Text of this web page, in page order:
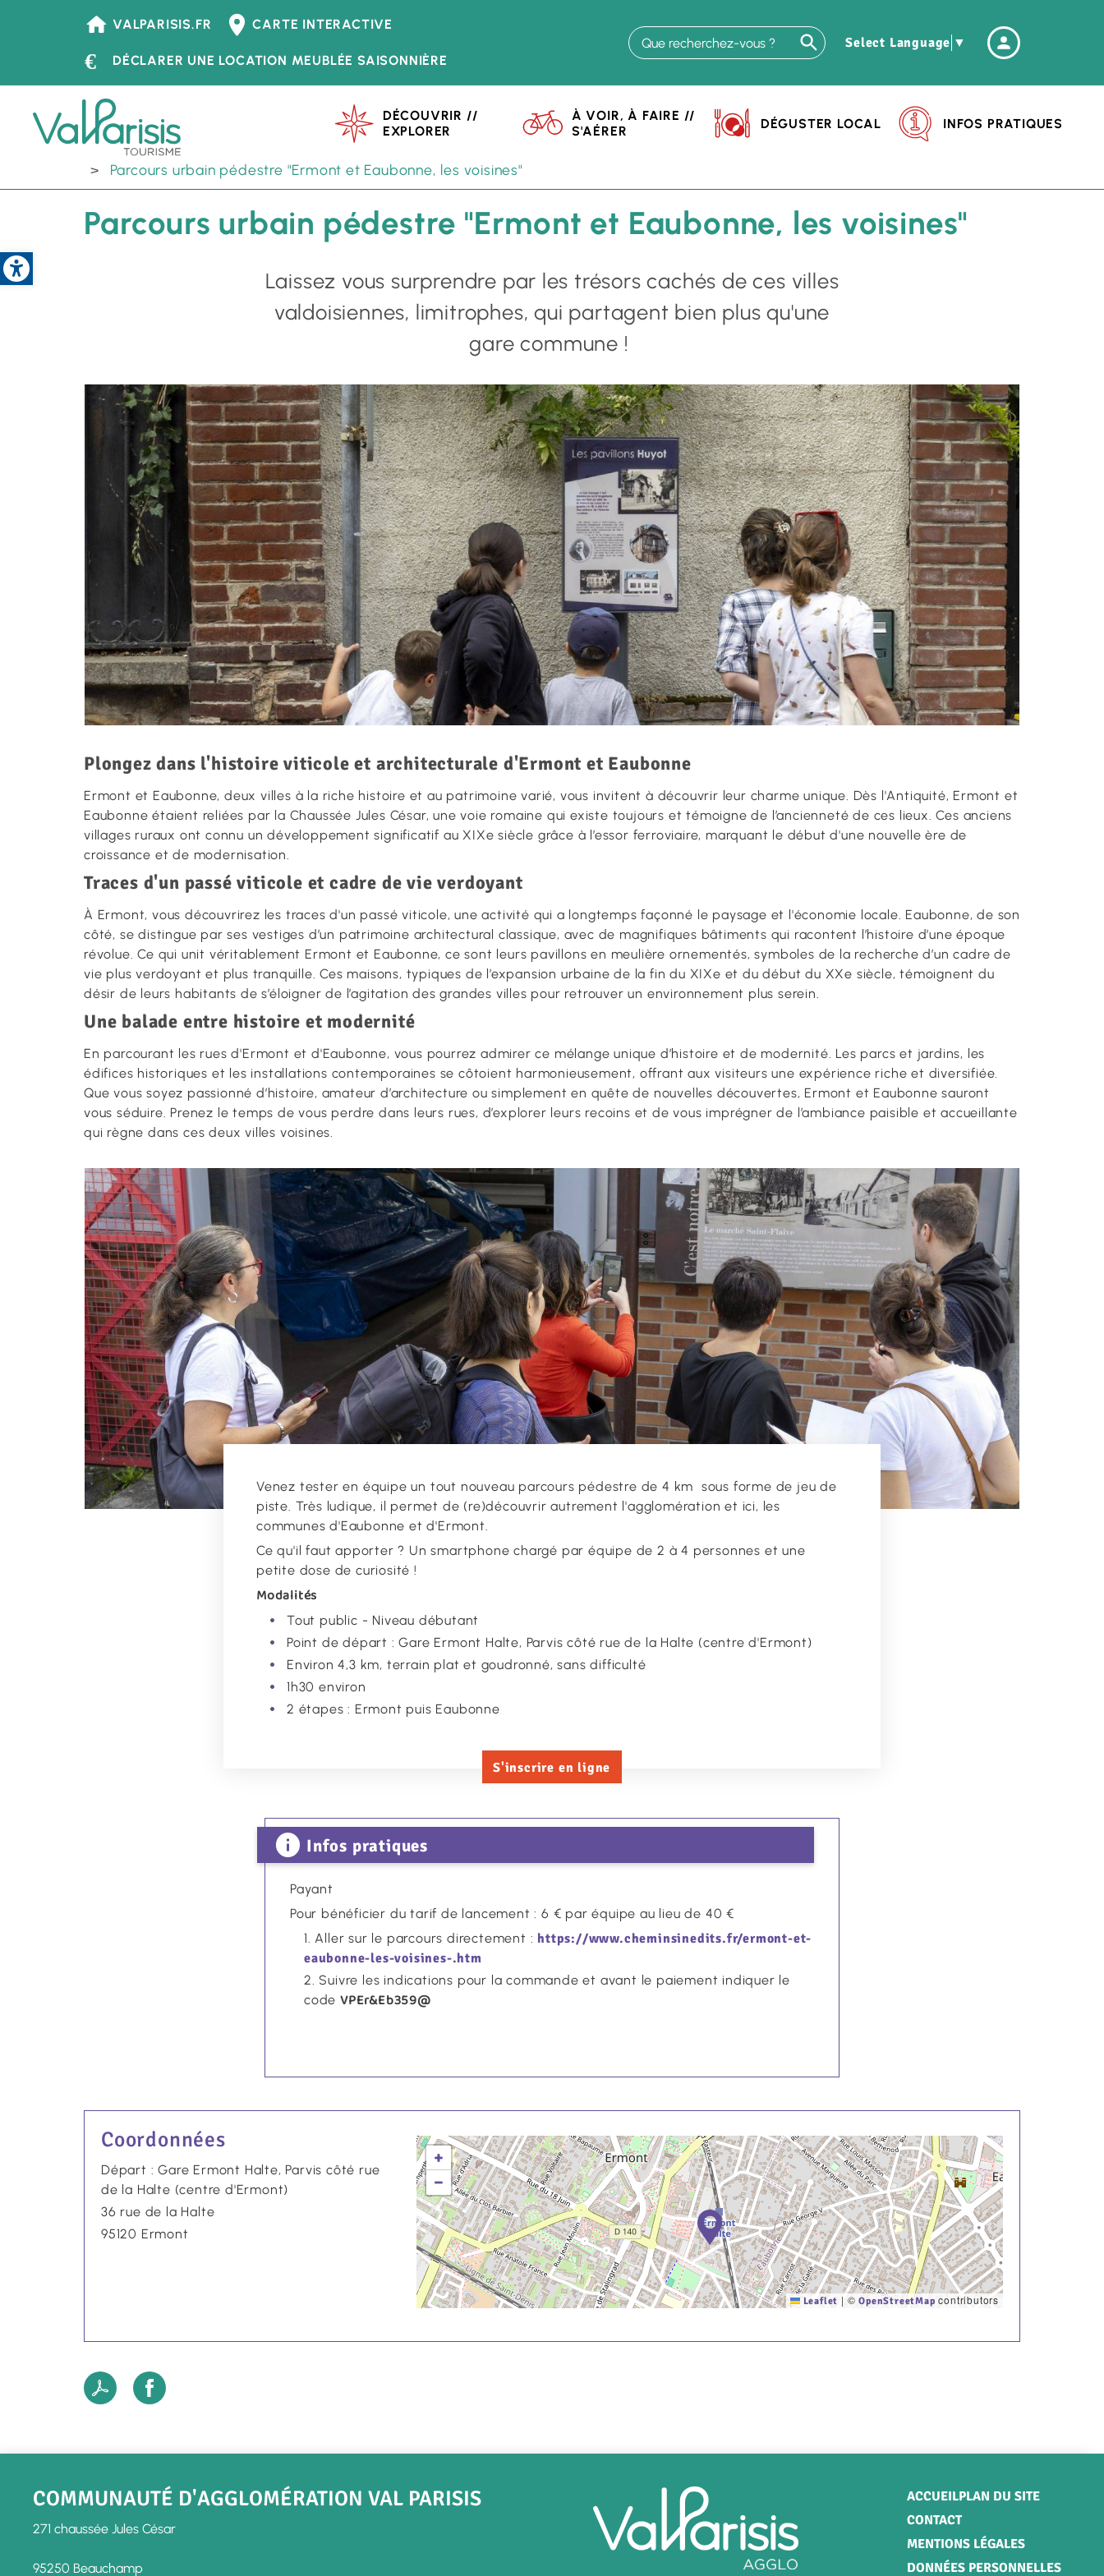
Open toolbar
Tourisme
-
Header
VALPARISIS.FR CARTE INTERACTIVE
DÉCLARER UNE LOCATION MEUBLÉE SAISONNIÈRE
Select Language ▼
Header
-
Tourisme
DÉCOUVRIR //
EXPLORER
À VOIR, À FAIRE //
S'AÉRER
DÉGUSTER LOCAL INFOS PRATIQUES
Accueil Accueil - Tourisme À voir, à faire // S'aérer
Parcours urbain pédestre "Ermont et Eaubonne, les voisines"
Parcours urbain pédestre "Ermont et Eaubonne, les voisines"
Laissez vous surprendre par les trésors cachés de ces villes
valdoisiennes, limitrophes, qui partagent bien plus qu'une
gare commune !
Plongez dans l'histoire viticole et architecturale d'Ermont et Eaubonne
Ermont et Eaubonne, deux villes à la riche histoire et au patrimoine varié, vous invitent à découvrir leur charme unique. Dès l'Antiquité, Ermont et
Eaubonne étaient reliées par la Chaussée Jules César, une voie romaine qui existe toujours et témoigne de l’ancienneté de ces lieux. Ces anciens
villages ruraux ont connu un développement significatif au XIXe siècle grâce à l’essor ferroviaire, marquant le début d'une nouvelle ère de
croissance et de modernisation.
Traces d'un passé viticole et cadre de vie verdoyant
À Ermont, vous découvrirez les traces d'un passé viticole, une activité qui a longtemps façonné le paysage et l'économie locale. Eaubonne, de son
côté, se distingue par ses vestiges d’un patrimoine architectural classique, avec de magnifiques bâtiments qui racontent l’histoire d’une époque
révolue. Ce qui unit véritablement Ermont et Eaubonne, ce sont leurs pavillons en meulière ornementés, symboles de la recherche d’un cadre de
vie plus verdoyant et plus tranquille. Ces maisons, typiques de l’expansion urbaine de la fin du XIXe et du début du XXe siècle, témoignent du
désir de leurs habitants de s’éloigner de l’agitation des grandes villes pour retrouver un environnement plus serein.
Une balade entre histoire et modernité
En parcourant les rues d'Ermont et d'Eaubonne, vous pourrez admirer ce mélange unique d’histoire et de modernité. Les parcs et jardins, les
édifices historiques et les installations contemporaines se côtoient harmonieusement, offrant aux visiteurs une expérience riche et diversifiée.
Que vous soyez passionné d’histoire, amateur d’architecture ou simplement en quête de nouvelles découvertes, Ermont et Eaubonne sauront
vous séduire. Prenez le temps de vous perdre dans leurs rues, d’explorer leurs recoins et de vous imprégner de l’ambiance paisible et accueillante
qui règne dans ces deux villes voisines.
Venez tester en équipe un tout nouveau parcours pédestre de 4 km sous forme de jeu de
piste. Très ludique, il permet de (re)découvrir autrement l'agglomération et ici, les
communes d'Eaubonne et d'Ermont.
Ce qu'il faut apporter ? Un smartphone chargé par équipe de 2 à 4 personnes et une
petite dose de curiosité !
Modalités
Tout public - Niveau débutant
Point de départ : Gare Ermont Halte, Parvis côté rue de la Halte (centre d'Ermont)
Environ 4,3 km, terrain plat et goudronné, sans difficulté
1h30 environ
2 étapes : Ermont puis Eaubonne
S'inscrire en ligne
Infos pratiques
Payant
Pour bénéficier du tarif de lancement : 6 € par équipe au lieu de 40 €
Aller sur le parcours directement : https://www.cheminsinedits.fr/ermont-et-
eaubonne-les-voisines-.htm
Suivre les indications pour la commande et avant le paiement indiquer le
code VPEr&Eb359@
Coordonnées
Départ : Gare Ermont Halte, Parvis côté rue
de la Halte (centre d'Ermont)
36 rue de la Halte
95120 Ermont
+
−
Leaflet | ©OpenStreetMap contributors
COMMUNAUTÉ D'AGGLOMÉRATION VAL PARISIS
271 chaussée Jules César
95250 Beauchamp
Menu
Pied
de
ACCUEILPLAN DU SITE
CONTACT
MENTIONS LÉGALES
DONNÉES PERSONNELLES